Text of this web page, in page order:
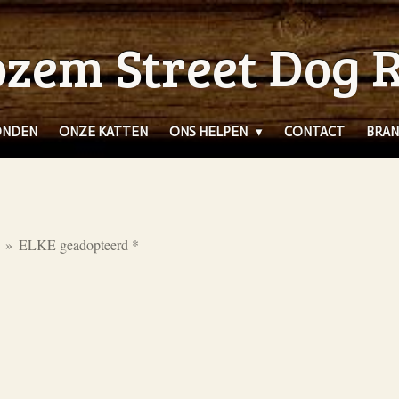
Street Dog
ONZE KATTEN ONS HELPEN CONTACT BRAN
» ELKE geadopteerd *